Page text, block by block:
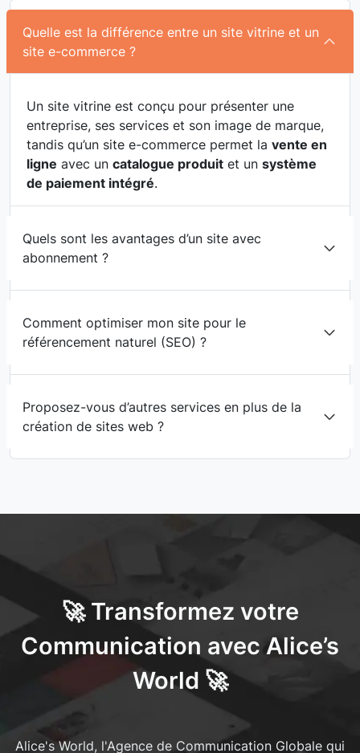
Quelle est la différence entre un site vitrine et un
site e-commerce ?
Un site vitrine est conçu pour présenter une
entreprise, ses services et son image de marque,
tandis qu’un site e-commerce permet la vente en
ligne avec un catalogue produit et un système
de paiement intégré.
Quels sont les avantages d’un site avec
abonnement ?
Comment optimiser mon site pour le
référencement naturel (SEO) ?
Proposez-vous d’autres services en plus de la
création de sites web ?
🚀 Transformez votre
Communication avec Alice’s
World 🚀
Alice's World, l'Agence de Communication Globale qui